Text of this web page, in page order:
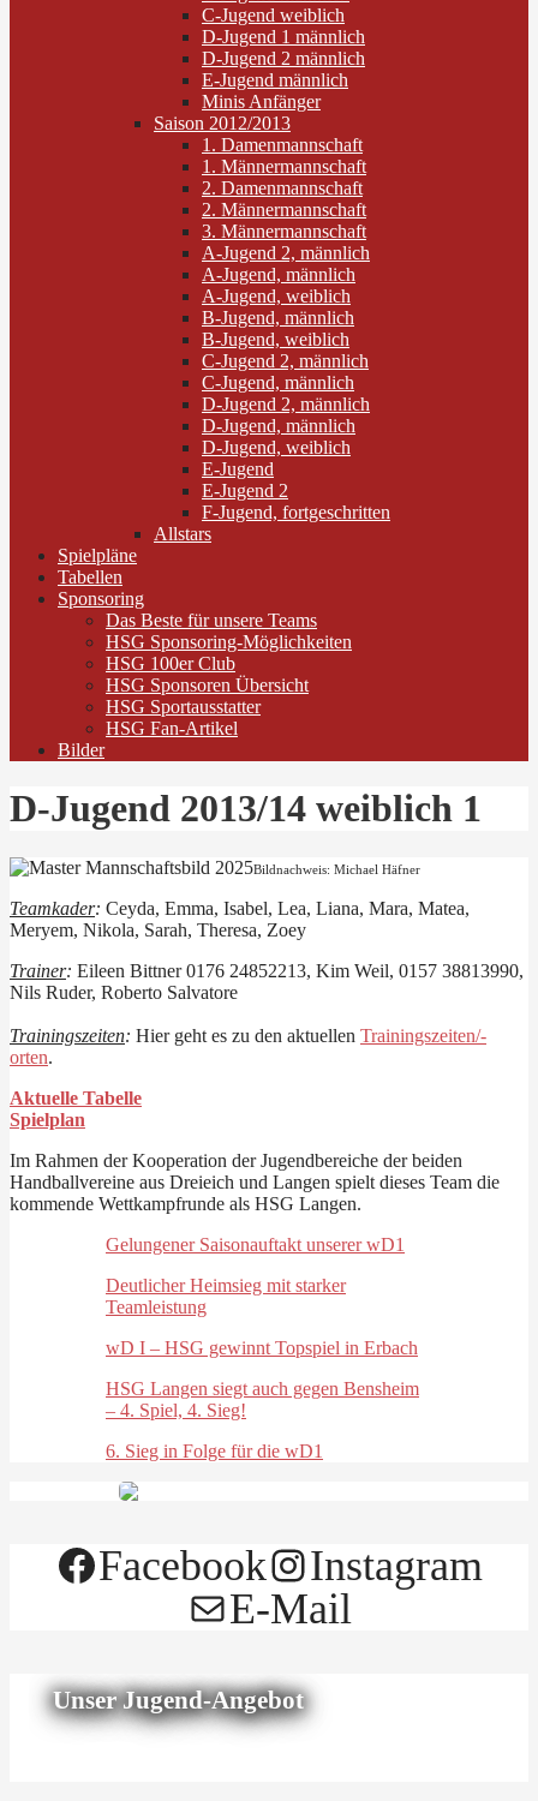
C-Jugend weiblich
D-Jugend 1 männlich
D-Jugend 2 männlich
E-Jugend männlich
Minis Anfänger
Saison 2012/2013
1. Damenmannschaft
1. Männermannschaft
2. Damenmannschaft
2. Männermannschaft
3. Männermannschaft
A-Jugend 2, männlich
A-Jugend, männlich
A-Jugend, weiblich
B-Jugend, männlich
B-Jugend, weiblich
C-Jugend 2, männlich
C-Jugend, männlich
D-Jugend 2, männlich
D-Jugend, männlich
D-Jugend, weiblich
E-Jugend
E-Jugend 2
F-Jugend, fortgeschritten
Allstars
Spielpläne
Tabellen
Sponsoring
Das Beste für unsere Teams
HSG Sponsoring-Möglichkeiten
HSG 100er Club
HSG Sponsoren Übersicht
HSG Sportausstatter
HSG Fan-Artikel
Bilder
D-Jugend 2013/14 weiblich 1
Bildnachweis: Michael Häfner
Teamkader: Ceyda, Emma, Isabel, Lea, Liana, Mara, Matea,
Meryem, Nikola, Sarah, Theresa, Zoey
Trainer: Eileen Bittner 0176 24852213, Kim Weil, 0157 38813990,
Nils Ruder, Roberto Salvatore
Trainingszeiten: Hier geht es zu den aktuellen Trainingszeiten/-
orten.
Aktuelle Tabelle
Spielplan
Im Rahmen der Kooperation der Jugendbereiche der beiden
Handballvereine aus Dreieich und Langen spielt dieses Team die
kommende Wettkampfrunde als HSG Langen.
Gelungener Saisonauftakt unserer wD1
Deutlicher Heimsieg mit starker
Teamleistung
wD I – HSG gewinnt Topspiel in Erbach
HSG Langen siegt auch gegen Bensheim
– 4. Spiel, 4. Sieg!
6. Sieg in Folge für die wD1
Facebook
Instagram
E-Mail
Unser Jugend-Angebot